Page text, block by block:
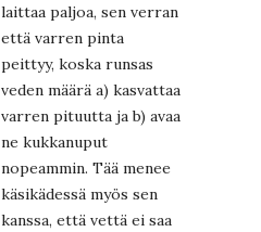
laittaa paljoa, sen verran
että varren pinta
peittyy, koska runsas
veden määrä a) kasvattaa
varren pituutta ja b) avaa
ne kukkanuput
nopeammin. Tää menee
käsikädessä myös sen
kanssa, että vettä ei saa